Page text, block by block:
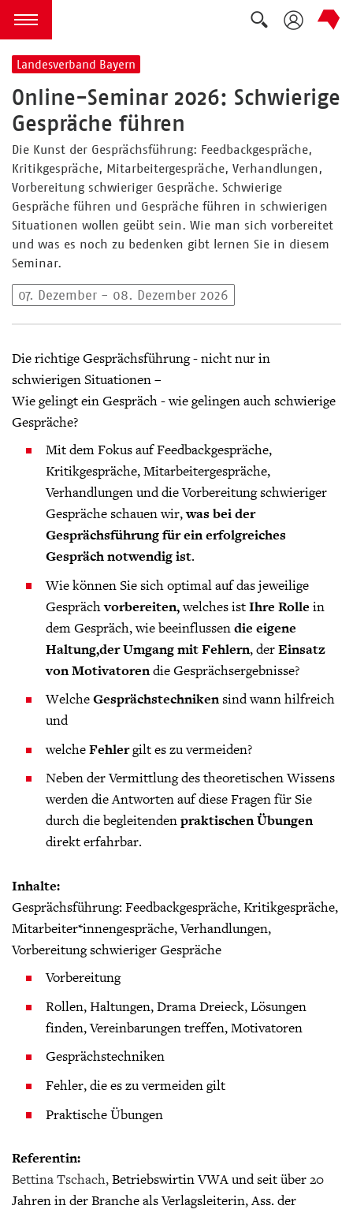
zum Inhalt springen
Menü öffnen
Suche
Landesverband Bayern
Online-Seminar 2026: Schwierige
Gespräche führen
Die Kunst der Gesprächsführung: Feedbackgespräche,
Kritikgespräche, Mitarbeitergespräche, Verhandlungen,
Vorbereitung schwieriger Gespräche. Schwierige
Gespräche führen und Gespräche führen in schwierigen
Situationen wollen geübt sein. Wie man sich vorbereitet
und was es noch zu bedenken gibt lernen Sie in diesem
Seminar.
07. Dezember - 08. Dezember 2026
Die richtige Gesprächsführung - nicht nur in
schwierigen Situationen –
Wie gelingt ein Gespräch - wie gelingen auch schwierige
Gespräche?
Mit dem Fokus auf Feedbackgespräche,
Kritikgespräche, Mitarbeitergespräche,
Verhandlungen und die Vorbereitung schwieriger
Gespräche schauen wir,was bei der
Gesprächsführung für ein erfolgreiches
Gespräch notwendig ist.
Wie können Sie sich optimal auf das jeweilige
Gesprächvorbereiten,welches istIhre Rolle in
dem Gespräch, wie beeinflussendie eigene
Haltung,der Umgang mit Fehlern, derEinsatz
von Motivatorendie Gesprächsergebnisse?
WelcheGesprächstechnikensind wann hilfreich
und
welcheFehlergilt es zu vermeiden?
Neben der Vermittlung des theoretischen Wissens
werden die Antworten auf diese Fragen für Sie
durch die begleitendenpraktischen Übungen
direkt erfahrbar.
Inhalte:
Gesprächsführung: Feedbackgespräche, Kritikgespräche,
Mitarbeiter*innengespräche, Verhandlungen,
Vorbereitung schwieriger Gespräche
Vorbereitung
Rollen, Haltungen, Drama Dreieck, Lösungen
finden, Vereinbarungen treffen, Motivatoren
Gesprächstechniken
Fehler, die es zu vermeiden gilt
Praktische Übungen
Referentin:
Bettina Tschach,Betriebswirtin VWA und seit über 20
Jahren in der Branche als Verlagsleiterin, Ass. der